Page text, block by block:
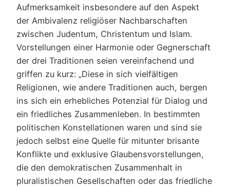
Aufmerksamkeit insbesondere auf den Aspekt
der Ambivalenz religiöser Nachbarschaften
zwischen Judentum, Christentum und Islam.
Vorstellungen einer Harmonie oder Gegnerschaft
der drei Traditionen seien vereinfachend und
griffen zu kurz: „Diese in sich vielfältigen
Religionen, wie andere Traditionen auch, bergen
ins sich ein erhebliches Potenzial für Dialog und
ein friedliches Zusammenleben. In bestimmten
politischen Konstellationen waren und sind sie
jedoch selbst eine Quelle für mitunter brisante
Konflikte und exklusive Glaubensvorstellungen,
die den demokratischen Zusammenhalt in
pluralistischen Gesellschaften oder das friedliche